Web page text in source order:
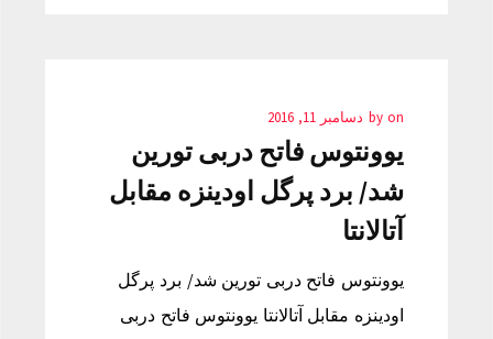
by on دسامبر 11, 2016
یوونتوس فاتح دربی تورین
شد/ برد پرگل اودینزه مقابل
آتالانتا
یوونتوس فاتح دربی تورین شد/ برد پرگل
اودینزه مقابل آتالانتا یوونتوس فاتح دربی